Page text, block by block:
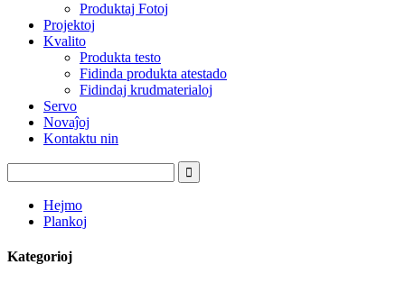
Produktaj Fotoj
Projektoj
Kvalito
Produkta testo
Fidinda produkta atestado
Fidindaj krudmaterialoj
Servo
Novaĵoj
Kontaktu nin
Hejmo
Plankoj
Kategorioj